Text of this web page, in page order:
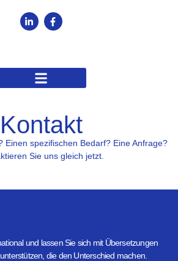
Kontakt
Einen spezifischen Bedarf? Eine Anfrage?
Sie uns gleich jetzt.
und lassen Sie sich mit Übersetzungen
die den Unterschied machen.